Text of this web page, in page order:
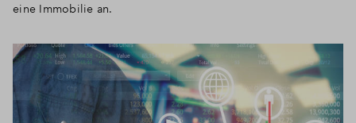
eine Immobilie an.